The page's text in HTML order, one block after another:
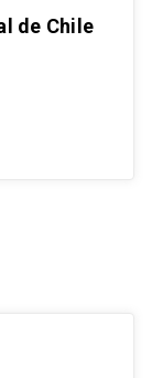
de Chile